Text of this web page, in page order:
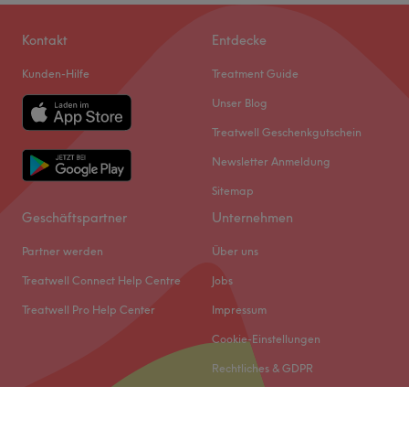
Kontakt
Kunden-Hilfe
Entdecke
Treatment Guide
Unser Blog
Treatwell Geschenkgutschein
Newsletter Anmeldung
Sitemap
Geschäftspartner
Partner werden
Treatwell Connect Help Centre
Treatwell Pro Help Center
Unternehmen
Über uns
Jobs
Impressum
Cookie-Einstellungen
Rechtliches & GDPR